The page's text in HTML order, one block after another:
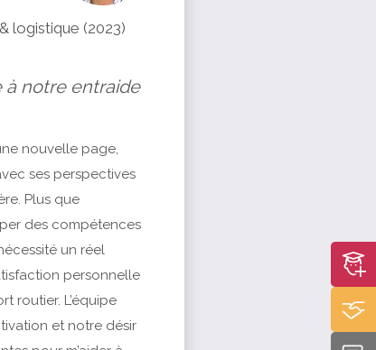
logistique (2023)
à notre entraide
nouvelle page,
ses perspectives
Plus que
des compétences
un réel
personnelle
routier. L’équipe
et notre désir